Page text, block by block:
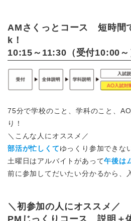
AMさくっとコース 短時間
k！
10:15～11:30（受付10:00～
75分で学校のこと、学科のこと、
り！
＼こんな人にオススメ／
部活が忙しくてゆっくり参加できな
土曜日はアルバイトがあって午後は
前に参加してだいたい分かるから、
＼初参加の人にオススメ／